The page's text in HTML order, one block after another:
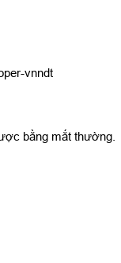
bằng mắt thường.